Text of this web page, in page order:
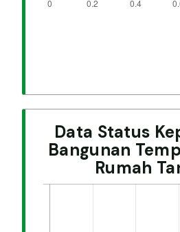
Data Status
Bangunan
Rumah